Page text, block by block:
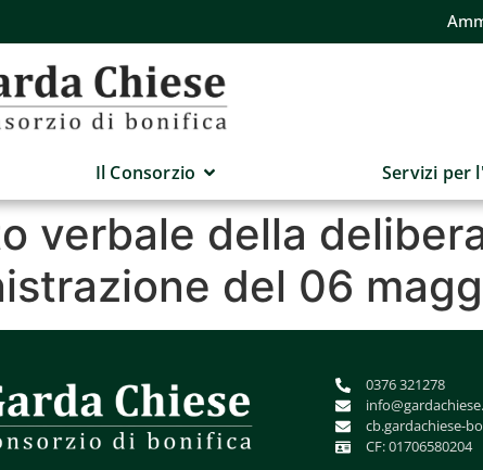
Il Consorzio Servizi per
verbale della
del 06
0376 321278
cb.gardachiese-
CF: 01706580204